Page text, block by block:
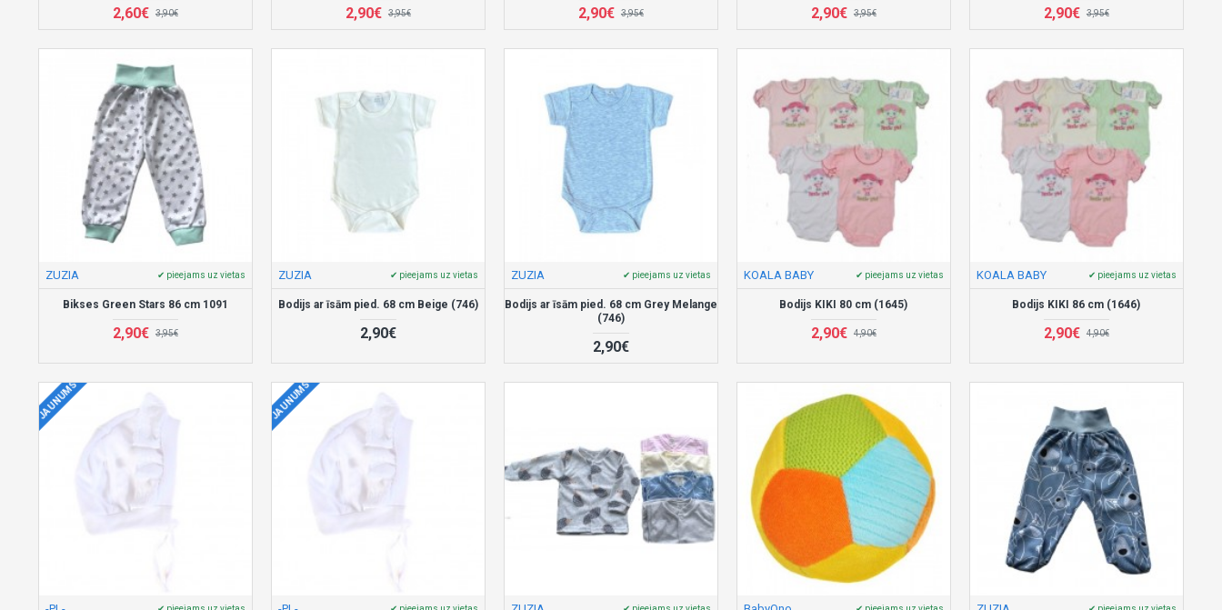
2,60€ 3,90€ 2,90€ 3,95€ 2,90€ 3,95€ 2,90€ 3,95€ 2,90€ 3,95€
ZUZIA ✔ pieejams uz vietas
Bikses Green Stars 86 cm 1091
2,90€ 3,95€
ZUZIA ✔ pieejams uz vietas
Bodijs ar īsām pied. 68 cm Beige (746)
2,90€
ZUZIA ✔ pieejams uz vietas
Bodijs ar īsām pied. 68 cm Grey Melange
(746)
2,90€
KOALA BABY ✔ pieejams uz vietas
Bodijs KIKI 80 cm (1645)
2,90€ 4,90€
KOALA BABY ✔ pieejams uz vietas
Bodijs KIKI 86 cm (1646)
2,90€ 4,90€
JAUNUMS JAUNUMS